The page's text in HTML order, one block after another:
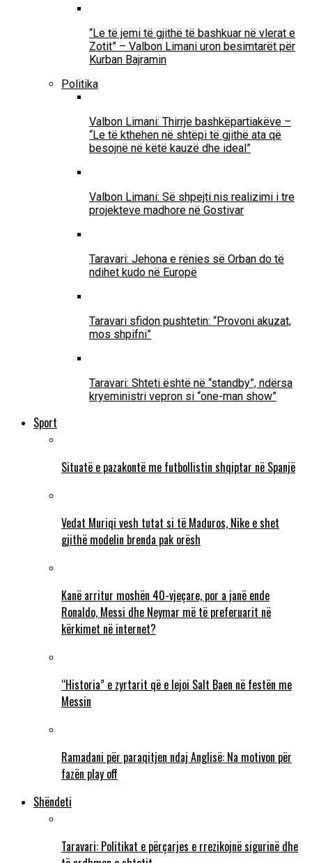
“Le të jemi të gjithë të bashkuar në vlerat e
Zotit” – Valbon Limani uron besimtarët për
Kurban Bajramin
Politika
Valbon Limani: Thirrje bashkëpartiakëve –
“Le të kthehen në shtëpi të gjithë ata që
besojnë në këtë kauzë dhe ideal”
Valbon Limani: Së shpejti nis realizimi i tre
projekteve madhore në Gostivar
Taravari: Jehona e rënies së Orban do të
ndihet kudo në Europë
Taravari sfidon pushtetin: “Provoni akuzat,
mos shpifni”
Taravari: Shteti është në “standby”, ndërsa
kryeministri vepron si “one-man show”
Sport
Situatë e pazakontë me futbollistin shqiptar në Spanjë
Vedat Muriqi vesh tutat si të Maduros, Nike e shet
gjithë modelin brenda pak orësh
Kanë arritur moshën 40-vjeçare, por a janë ende
Ronaldo, Messi dhe Neymar më të preferuarit në
kërkimet në internet?
“Historia” e zyrtarit që e lejoi Salt Baen në festën me
Messin
Ramadani për paraqitjen ndaj Anglisë: Na motivon për
fazën play off
Shëndeti
Taravari: Politikat e përçarjes e rrezikojnë sigurinë dhe